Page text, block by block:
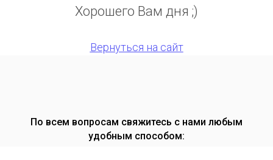
Хорошего Вам дня ;)
Вернуться на сайт
По всем вопросам свяжитесь с нами любым
удобным способом: